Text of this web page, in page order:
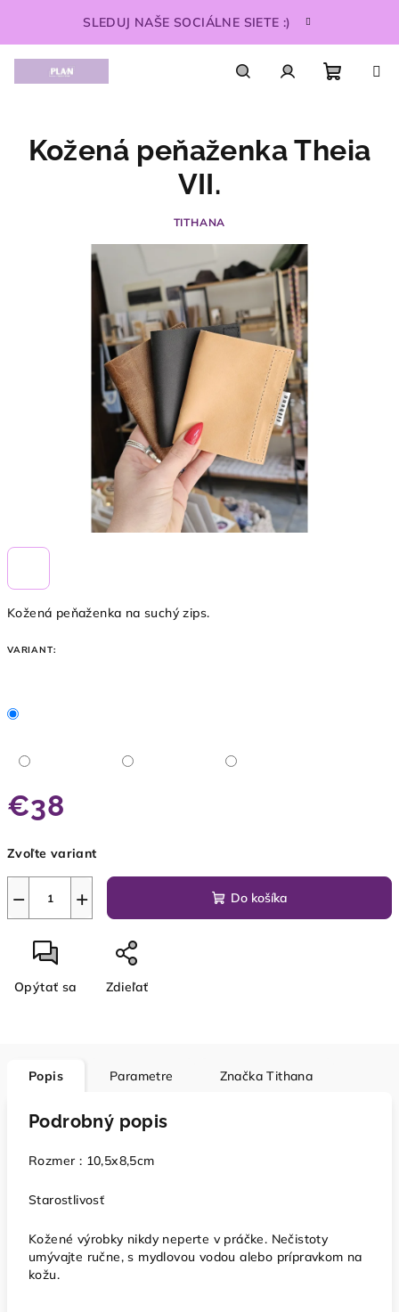
obsah
SLEDUJ NAŠE SOCIÁLNE SIETE :)
košík
Kožená peňaženka na suchý zips.
VARIANT:
€38
cena:
Zvoľte variant
+
− Do košíka
Opýtať sa Zdieľať
Kožená peňaženka Theia
VII.
TITHANA
Popis Parametre Značka Tithana
Podrobný popis
Rozmer : 10,5x8,5cm
Starostlivosť
Kožené výrobky nikdy neperte v práčke. Nečistoty
umývajte ručne, s mydlovou vodou alebo prípravkom na
kožu.